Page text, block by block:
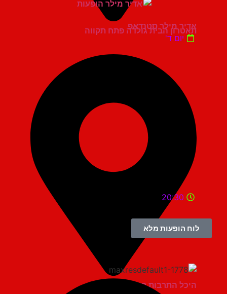
תאטרון הבית גולדה פתח תקווה
אדיר מילר סטנדאפ
יום ד'
היכל התרבות ראשון לציון
20:30
לוח הופעות מלא